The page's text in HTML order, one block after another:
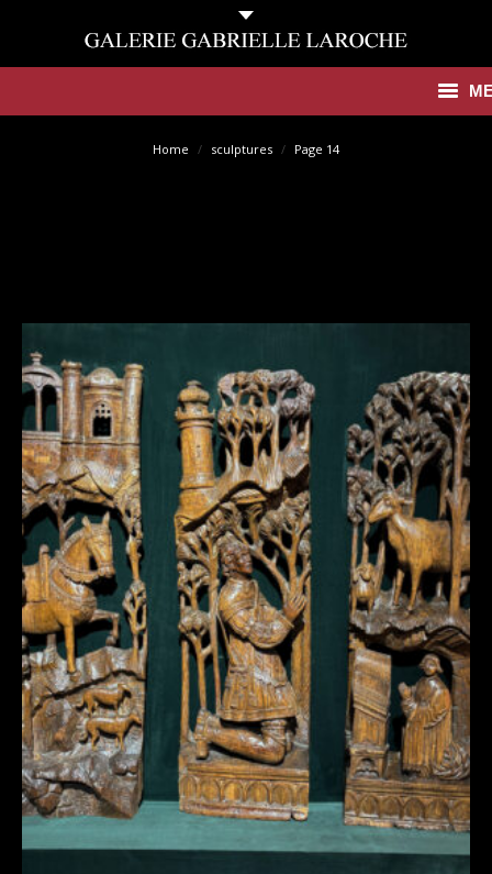
Antiquités
Actualités
Contact
Home sculptures Page 14
RÉTABLE EN TRIPTYQUE PRÉSENTANT LA
VISION DE SAINT HUBERT